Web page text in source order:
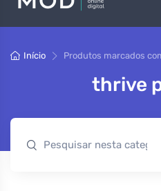
Início Produtos marcados
thrive